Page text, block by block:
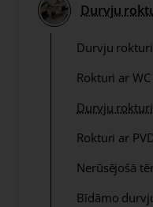
Durvju
Durvju rokturi
Rokturi ar
Durvju rokturi
Rokturi ar
Nerūsējošā
Bīdāmo